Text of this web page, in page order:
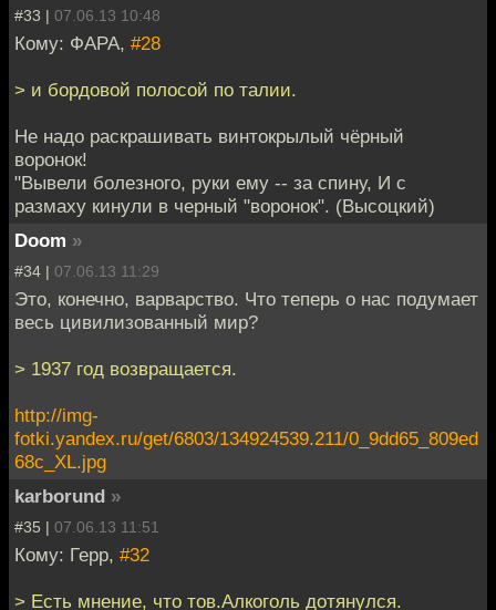
#33 | 07.06.13 10:48
Кому: ФАРА, #28
> и бордовой полосой по талии.
Не надо раскрашивать винтокрылый чёрный
воронок!
"Вывели болезного, руки ему -- за спину, И с
размаху кинули в черный "воронок". (Высоцкий)
Doom »
#34 | 07.06.13 11:29
Это, конечно, варварство. Что теперь о нас подумает
весь цивилизованный мир?
> 1937 год возвращается.
http://img-
fotki.yandex.ru/get/6803/134924539.211/0_9dd65_809ed
68c_XL.jpg
karborund »
#35 | 07.06.13 11:51
Кому: Герр, #32
> Есть мнение, что тов.Алкоголь дотянулся.